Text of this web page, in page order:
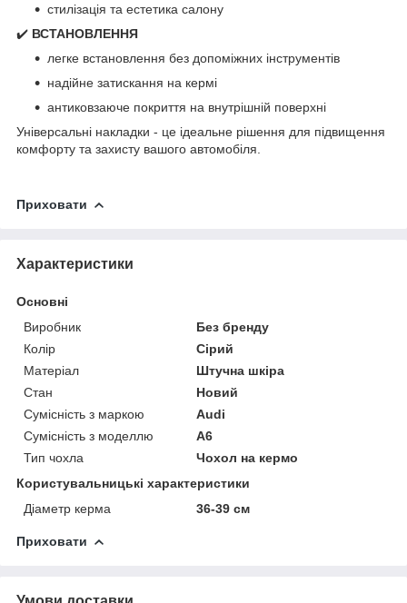
стилізація та естетика салону
✔️ ВСТАНОВЛЕННЯ
легке встановлення без допоміжних інструментів
надійне затискання на кермі
антиковзаюче покриття на внутрішній поверхні
Універсальні накладки - це ідеальне рішення для підвищення
комфорту та захисту вашого автомобіля.
Приховати
Характеристики
Основні
Виробник
Без бренду
Колір
Сірий
Матеріал
Штучна шкіра
Стан
Новий
Сумісність з маркою
Audi
Сумісність з моделлю
A6
Тип чохла
Чохол на кермо
Користувальницькі характеристики
Діаметр керма
36-39 см
Приховати